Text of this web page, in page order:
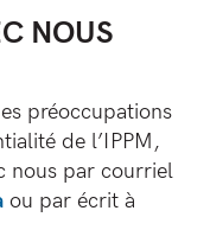
NOUS
préoccupations
de l’IPPM,
nous par courriel
ou par écrit à